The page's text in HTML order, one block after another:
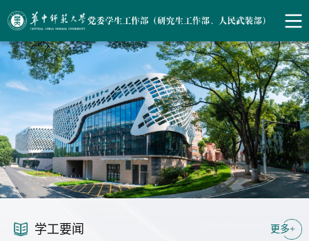
学工要闻 更多+